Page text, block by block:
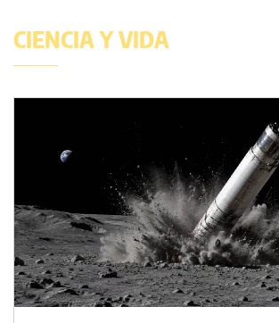
CIENCIA Y VIDA